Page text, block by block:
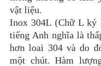
vật liệu.
Inox 304L (Chữ L ký
tiếng Anh nghĩa là
hơn loai 304 và do
một chút. Hàm